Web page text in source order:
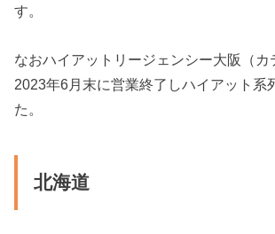
す。
なおハイアットリージェンシー大阪（カ
2023年6月末に営業終了しハイアット系
た。
北海道